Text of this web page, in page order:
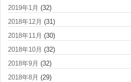
2019年1月 (32)
2018年12月 (31)
2018年11月 (30)
2018年10月 (32)
2018年9月 (32)
2018年8月 (29)